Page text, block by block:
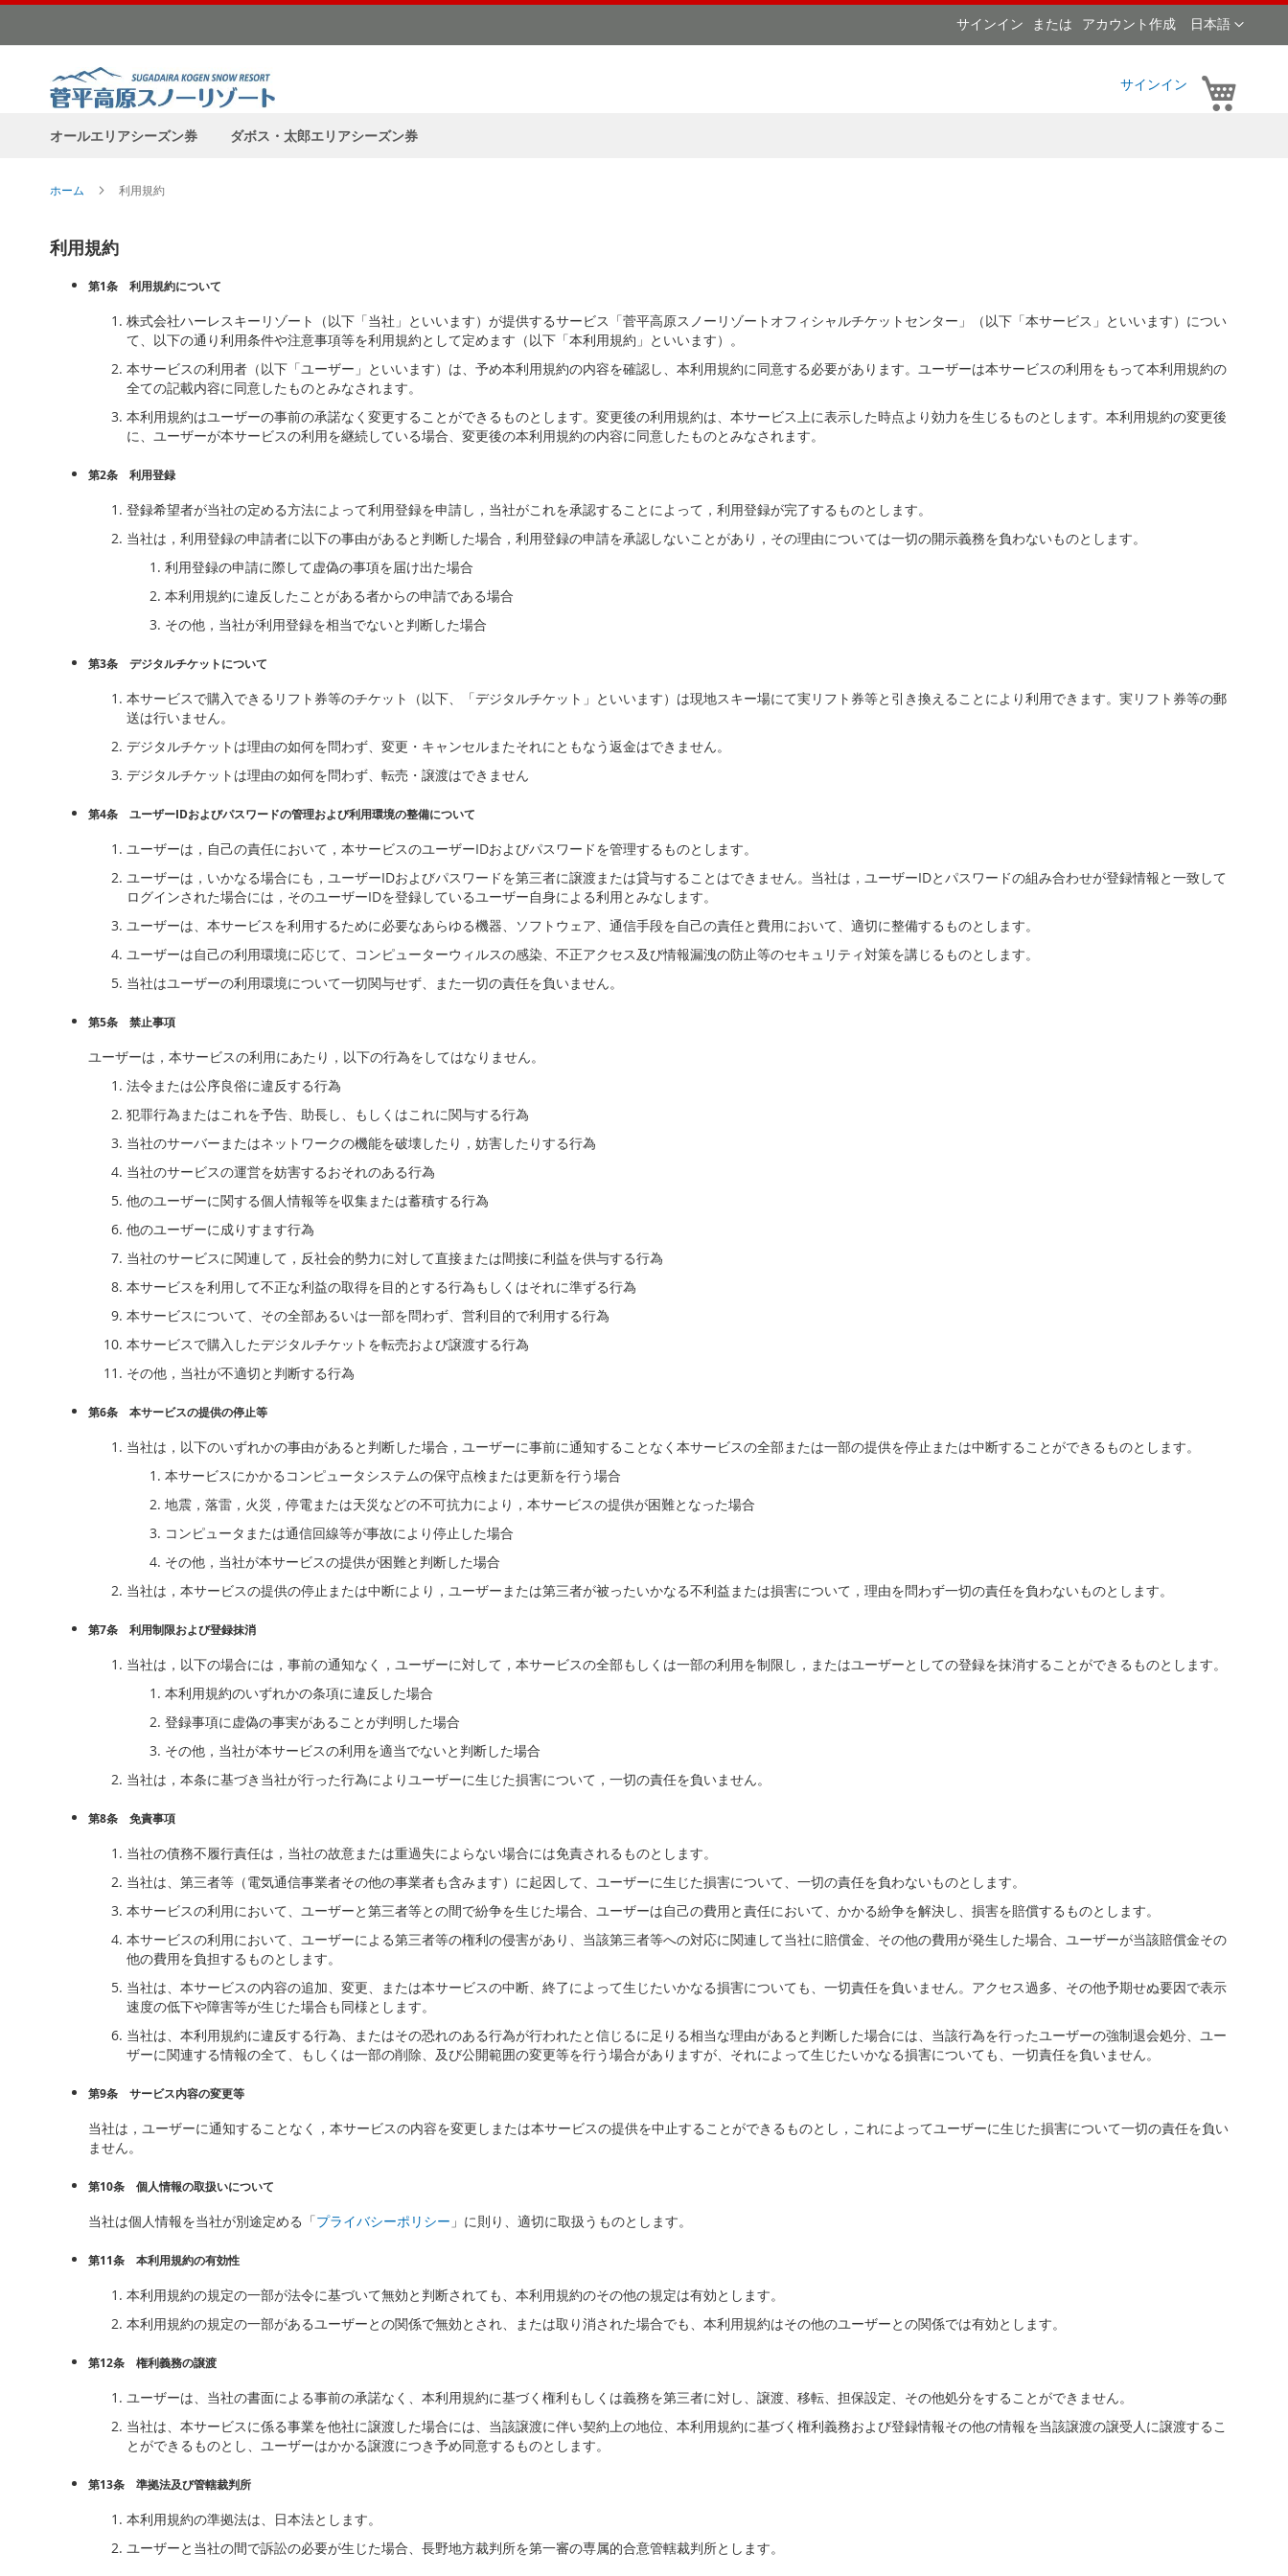
ン
ン
ツ
ス
プ
言
語
日本語
サインイン アカウント作成
サインイン
オールエリアシーズン券 ダボス・太郎エリアシーズン券
ホーム 利用規約
利用規約
第1条 利用規約について
株式会社ハーレスキーリゾート（以下「当社」といいます）が提供するサービス「菅平高原スノーリゾートオフィシャルチケットセンター」（以下「本サービス」といいます）につい
て、以下の通り利用条件や注意事項等を利用規約として定めます（以下「本利用規約」といいます）。
本サービスの利用者（以下「ユーザー」といいます）は、予め本利用規約の内容を確認し、本利用規約に同意する必要があります。ユーザーは本サービスの利用をもって本利用規約の
全ての記載内容に同意したものとみなされます。
本利用規約はユーザーの事前の承諾なく変更することができるものとします。変更後の利用規約は、本サービス上に表示した時点より効力を生じるものとします。本利用規約の変更後
に、ユーザーが本サービスの利用を継続している場合、変更後の本利用規約の内容に同意したものとみなされます。
第2条 利用登録
登録希望者が当社の定める方法によって利用登録を申請し，当社がこれを承認することによって，利用登録が完了するものとします。
当社は，利用登録の申請者に以下の事由があると判断した場合，利用登録の申請を承認しないことがあり，その理由については一切の開示義務を負わないものとします。
利用登録の申請に際して虚偽の事項を届け出た場合
本利用規約に違反したことがある者からの申請である場合
その他，当社が利用登録を相当でないと判断した場合
第3条 デジタルチケットについて
本サービスで購入できるリフト券等のチケット（以下、「デジタルチケット」といいます）は現地スキー場にて実リフト券等と引き換えることにより利用できます。実リフト券等の郵
送は行いません。
デジタルチケットは理由の如何を問わず、変更・キャンセルまたそれにともなう返金はできません。
デジタルチケットは理由の如何を問わず、転売・譲渡はできません
第4条 ユーザーIDおよびパスワードの管理および利用環境の整備について
ユーザーは，自己の責任において，本サービスのユーザーIDおよびパスワードを管理するものとします。
ユーザーは，いかなる場合にも，ユーザーIDおよびパスワードを第三者に譲渡または貸与することはできません。当社は，ユーザーIDとパスワードの組み合わせが登録情報と一致して
ログインされた場合には，そのユーザーIDを登録しているユーザー自身による利用とみなします。
ユーザーは、本サービスを利用するために必要なあらゆる機器、ソフトウェア、通信手段を自己の責任と費用において、適切に整備するものとします。
ユーザーは自己の利用環境に応じて、コンピューターウィルスの感染、不正アクセス及び情報漏洩の防止等のセキュリティ対策を講じるものとします。
当社はユーザーの利用環境について一切関与せず、また一切の責任を負いません。
第5条 禁止事項
ユーザーは，本サービスの利用にあたり，以下の行為をしてはなりません。
法令または公序良俗に違反する行為
犯罪行為またはこれを予告、助長し、もしくはこれに関与する行為
当社のサーバーまたはネットワークの機能を破壊したり，妨害したりする行為
当社のサービスの運営を妨害するおそれのある行為
他のユーザーに関する個人情報等を収集または蓄積する行為
他のユーザーに成りすます行為
当社のサービスに関連して，反社会的勢力に対して直接または間接に利益を供与する行為
本サービスを利用して不正な利益の取得を目的とする行為もしくはそれに準ずる行為
本サービスについて、その全部あるいは一部を問わず、営利目的で利用する行為
本サービスで購入したデジタルチケットを転売および譲渡する行為
その他，当社が不適切と判断する行為
第6条 本サービスの提供の停止等
当社は，以下のいずれかの事由があると判断した場合，ユーザーに事前に通知することなく本サービスの全部または一部の提供を停止または中断することができるものとします。
本サービスにかかるコンピュータシステムの保守点検または更新を行う場合
地震，落雷，火災，停電または天災などの不可抗力により，本サービスの提供が困難となった場合
コンピュータまたは通信回線等が事故により停止した場合
その他，当社が本サービスの提供が困難と判断した場合
当社は，本サービスの提供の停止または中断により，ユーザーまたは第三者が被ったいかなる不利益または損害について，理由を問わず一切の責任を負わないものとします。
第7条 利用制限および登録抹消
当社は，以下の場合には，事前の通知なく，ユーザーに対して，本サービスの全部もしくは一部の利用を制限し，またはユーザーとしての登録を抹消することができるものとします。
本利用規約のいずれかの条項に違反した場合
登録事項に虚偽の事実があることが判明した場合
その他，当社が本サービスの利用を適当でないと判断した場合
当社は，本条に基づき当社が行った行為によりユーザーに生じた損害について，一切の責任を負いません。
第8条 免責事項
当社の債務不履行責任は，当社の故意または重過失によらない場合には免責されるものとします。
当社は、第三者等（電気通信事業者その他の事業者も含みます）に起因して、ユーザーに生じた損害について、一切の責任を負わないものとします。
本サービスの利用において、ユーザーと第三者等との間で紛争を生じた場合、ユーザーは自己の費用と責任において、かかる紛争を解決し、損害を賠償するものとします。
本サービスの利用において、ユーザーによる第三者等の権利の侵害があり、当該第三者等への対応に関連して当社に賠償金、その他の費用が発生した場合、ユーザーが当該賠償金その
他の費用を負担するものとします。
当社は、本サービスの内容の追加、変更、または本サービスの中断、終了によって生じたいかなる損害についても、一切責任を負いません。アクセス過多、その他予期せぬ要因で表示
速度の低下や障害等が生じた場合も同様とします。
当社は、本利用規約に違反する行為、またはその恐れのある行為が行われたと信じるに足りる相当な理由があると判断した場合には、当該行為を行ったユーザーの強制退会処分、ユー
ザーに関連する情報の全て、もしくは一部の削除、及び公開範囲の変更等を行う場合がありますが、それによって生じたいかなる損害についても、一切責任を負いません。
第9条 サービス内容の変更等
当社は，ユーザーに通知することなく，本サービスの内容を変更しまたは本サービスの提供を中止することができるものとし，これによってユーザーに生じた損害について一切の責任を負い
ません。
第10条 個人情報の取扱いについて
当社は個人情報を当社が別途定める「プライバシーポリシー 」に則り、適切に取扱うものとします。
第11条 本利用規約の有効性
本利用規約の規定の一部が法令に基づいて無効と判断されても、本利用規約のその他の規定は有効とします。
本利用規約の規定の一部があるユーザーとの関係で無効とされ、または取り消された場合でも、本利用規約はその他のユーザーとの関係では有効とします。
第12条 権利義務の譲渡
ユーザーは、当社の書面による事前の承諾なく、本利用規約に基づく権利もしくは義務を第三者に対し、譲渡、移転、担保設定、その他処分をすることができません。
当社は、本サービスに係る事業を他社に譲渡した場合には、当該譲渡に伴い契約上の地位、本利用規約に基づく権利義務および登録情報その他の情報を当該譲渡の譲受人に譲渡するこ
とができるものとし、ユーザーはかかる譲渡につき予め同意するものとします。
第13条 準拠法及び管轄裁判所
本利用規約の準拠法は、日本法とします。
ユーザーと当社の間で訴訟の必要が生じた場合、長野地方裁判所を第一審の専属的合意管轄裁判所とします。